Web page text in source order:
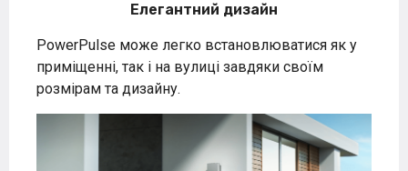
Елегантний дизайн
PowerPulse може легко встановлюватися як у
приміщенні, так і на вулиці завдяки своїм
розмірам та дизайну.